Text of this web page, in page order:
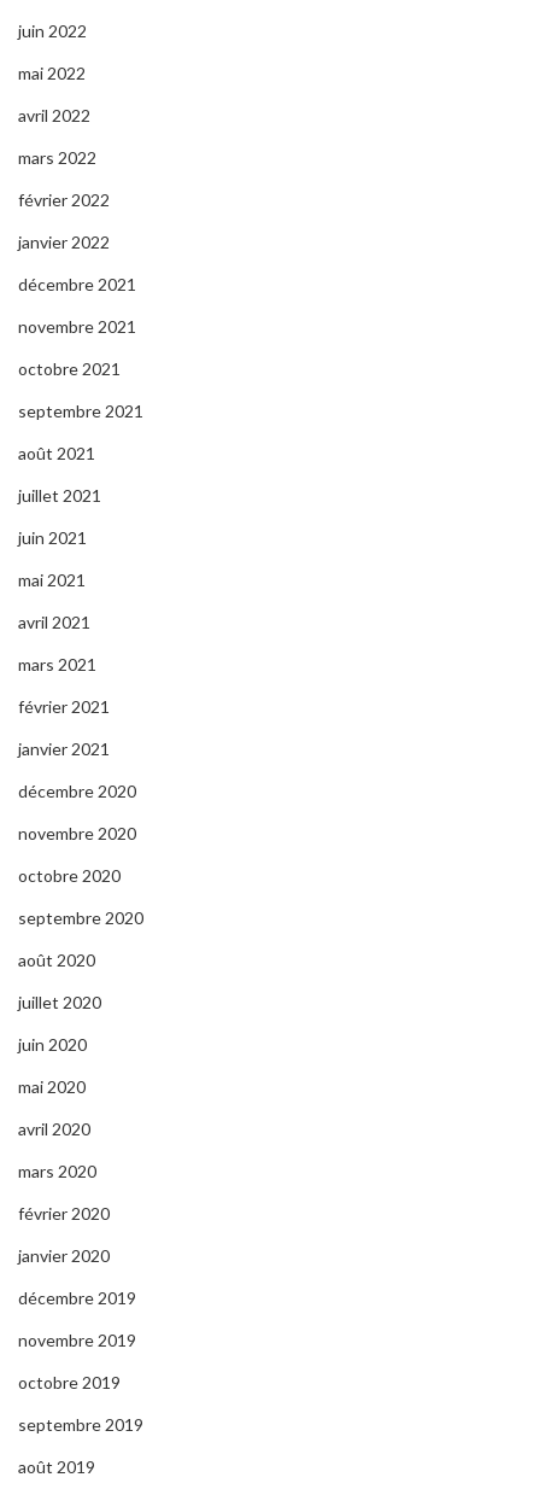
juin 2022
mai 2022
avril 2022
mars 2022
février 2022
janvier 2022
décembre 2021
novembre 2021
octobre 2021
septembre 2021
août 2021
juillet 2021
juin 2021
mai 2021
avril 2021
mars 2021
février 2021
janvier 2021
décembre 2020
novembre 2020
octobre 2020
septembre 2020
août 2020
juillet 2020
juin 2020
mai 2020
avril 2020
mars 2020
février 2020
janvier 2020
décembre 2019
novembre 2019
octobre 2019
septembre 2019
août 2019